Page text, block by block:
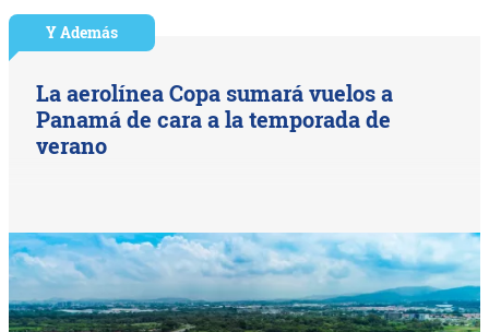
Y Además
La aerolínea Copa sumará vuelos a
Panamá de cara a la temporada de
verano